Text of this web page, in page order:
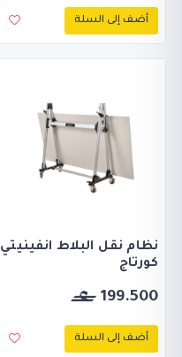
أضف إلى السلة
نظام نقل البلاط انفينيتي
كورتاج
199.500
أضف إلى السلة